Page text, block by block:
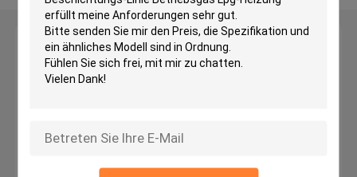
Anodisierungsfertigungsstraße
PVDF-Linie
Anodisierungslinie Ausrüstung
Hinterlass eine Nachricht
Wir rufen Sie bald zurück!